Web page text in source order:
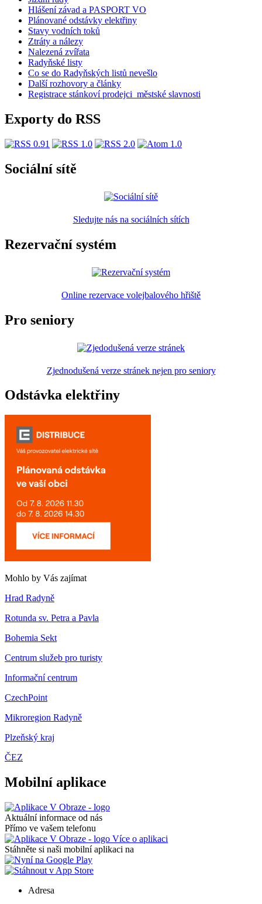
Hlášení závad a PASPORT VO
Plánované odstávky elektřiny
Stavy vodních toků
Ztráty a nálezy
Nalezená zvířata
Radyňské listy
Co se do Radyňských listů nevešlo
Další rozhovory a články
Registrace stánkoví prodejci_městské slavnosti
Exporty do RSS
Sociální sítě
Sledujte nás na sociálních sítích
Rezervační systém
Online rezervace volejbalového hřiště
Pro seniory
Zjednodušená verze stránek nejen pro seniory
Odstávka elektřiny
Mohlo by Vás zajímat
Hrad Radyně
Rotunda sv. Petra a Pavla
Bohemia Sekt
Centrum služeb pro turisty
Informační centrum
CzechPoint
Mikroregion Radyně
Plzeňský kraj
ČEZ
Mobilní aplikace
Aktuální informace od nás
Přímo ve vašem telefonu
Více o aplikaci
Stáhněte si naši mobilní aplikaci na
Adresa